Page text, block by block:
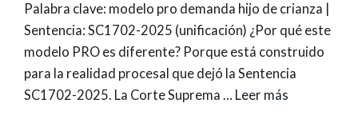
Palabra clave: modelo pro demanda hijo de crianza |
Sentencia: SC1702-2025 (unificación) ¿Por qué este
modelo PRO es diferente? Porque está construido
para la realidad procesal que dejó la Sentencia
SC1702-2025. La Corte Suprema … Leer más